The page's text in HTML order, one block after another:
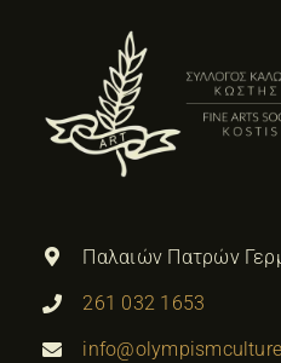
Παλαιών Πατρών
261 032 1653